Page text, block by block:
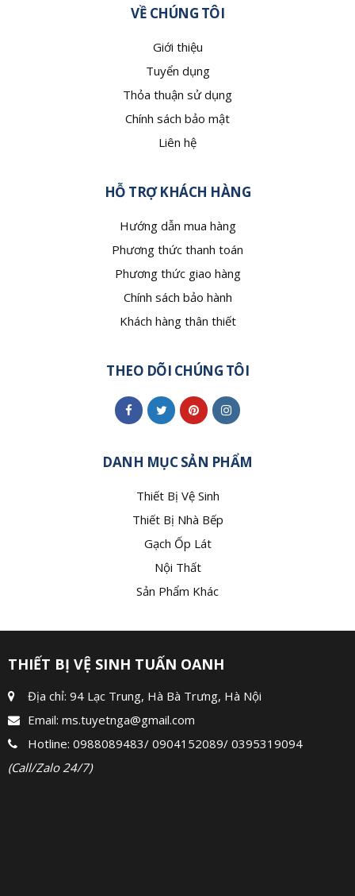
VỀ CHÚNG TÔI
Giới thiệu
Tuyển dụng
Thỏa thuận sử dụng
Chính sách bảo mật
Liên hệ
HỖ TRỢ KHÁCH HÀNG
Hướng dẫn mua hàng
Phương thức thanh toán
Phương thức giao hàng
Chính sách bảo hành
Khách hàng thân thiết
THEO DÕI CHÚNG TÔI
DANH MỤC SẢN PHẨM
Thiết Bị Vệ Sinh
Thiết Bị Nhà Bếp
Gạch Ốp Lát
Nội Thất
Sản Phẩm Khác
THIẾT BỊ VỆ SINH TUẤN OANH
Địa chỉ: 94 Lạc Trung, Hà Bà Trưng, Hà Nội
Email: ms.tuyetnga@gmail.com
Hotline: 0988089483/ 0904152089/ 0395319094
(Call/Zalo 24/7)